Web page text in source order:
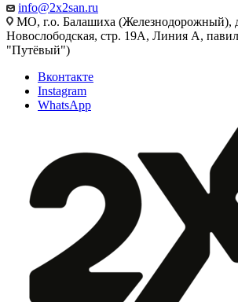
info@2x2san.ru
МО, г.о. Балашиха (Железнодорожный),
Новослободская, стр. 19А, Линия А,
"Путёвый")
Вконтакте
Instagram
WhatsApp